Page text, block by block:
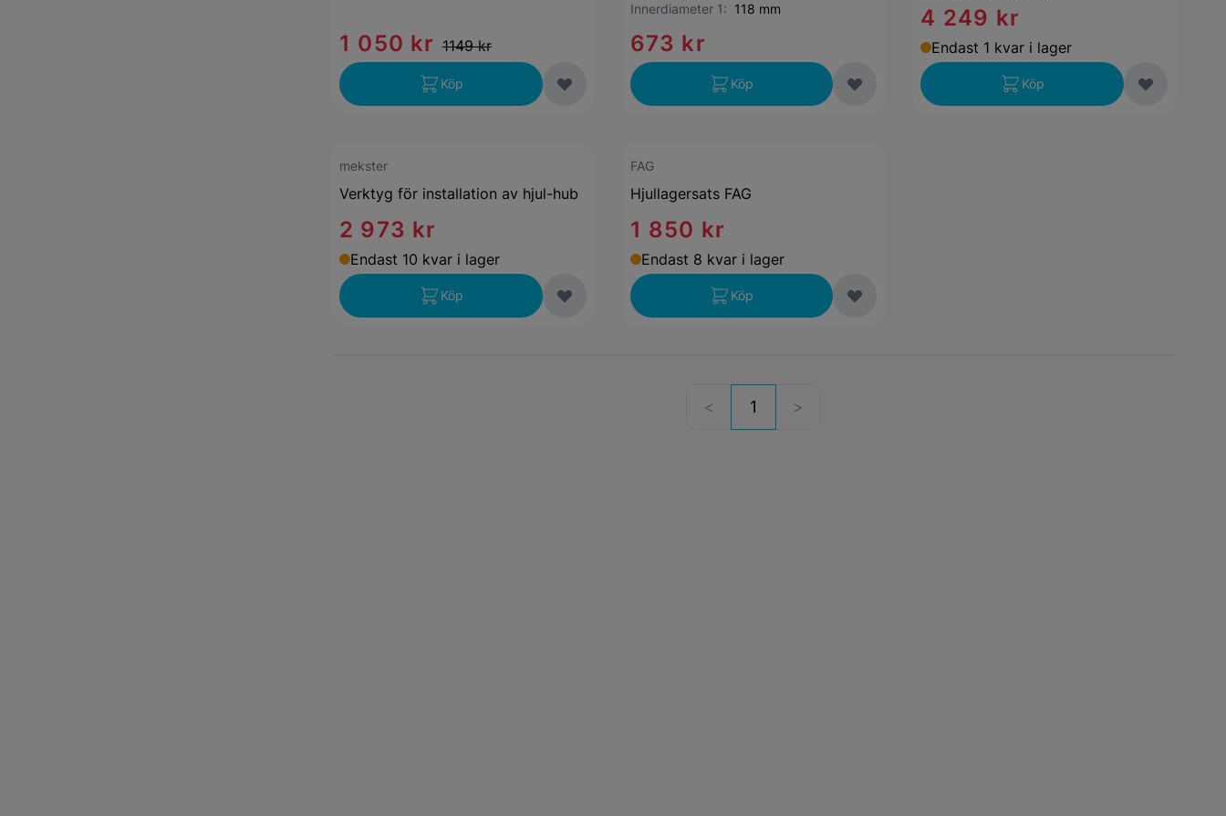
1 050 kr 1149 kr
Köp
Innerdiameter 1: 118 mm
673 kr
Köp
4 249 kr
Endast 1 kvar i lager
Köp
mekster
Verktyg för installation av hjul-hub
2 973 kr
Endast 10 kvar i lager
Köp
FAG
Hjullagersats FAG
1 850 kr
Endast 8 kvar i lager
Köp
1